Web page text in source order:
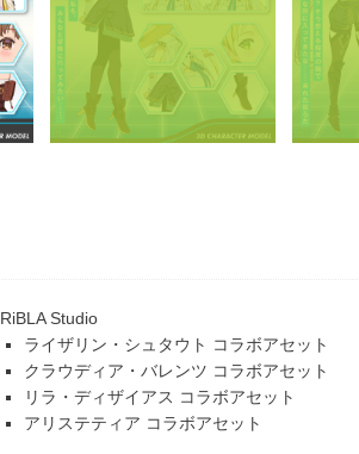
RiBLA Studio
ライザリン・シュタウト コラボアセット
クラウディア・バレンツ コラボアセット
リラ・ディザイアス コラボアセット
アリステティア コラボアセット